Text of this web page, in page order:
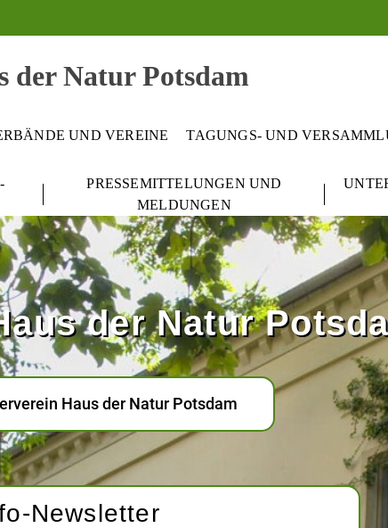
der Natur Potsdam
UND VEREINE TAGUNGS- UND
PRESSEMITTELUNGEN UND
MELDUNGEN
der Natur
Haus der Natur Potsdam
Newsletter